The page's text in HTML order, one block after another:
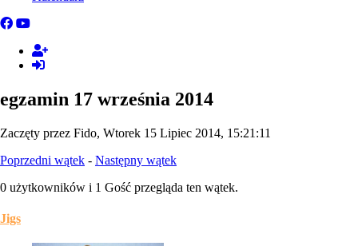
egzamin 17 września 2014
Zaczęty przez Fido, Wtorek 15 Lipiec 2014, 15:21:11
Poprzedni wątek - Następny wątek
0 użytkowników i 1 Gość przegląda ten wątek.
Jigs